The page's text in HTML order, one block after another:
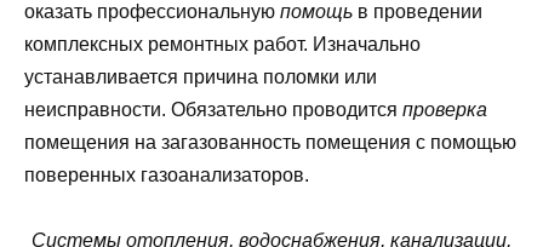
оказать профессиональную помощь в проведении
комплексных ремонтных работ. Изначально
устанавливается причина поломки или
неисправности. Обязательно проводится проверка
помещения на загазованность помещения с помощью
поверенных газоанализаторов.
Системы отопления, водоснабжения, канализации,